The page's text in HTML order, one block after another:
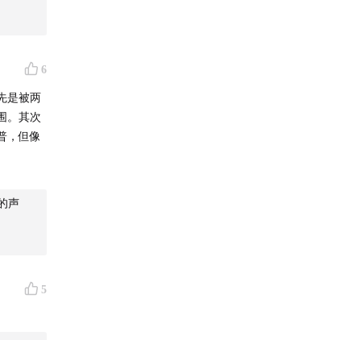
6
是被两
。其次
，但像
声
5